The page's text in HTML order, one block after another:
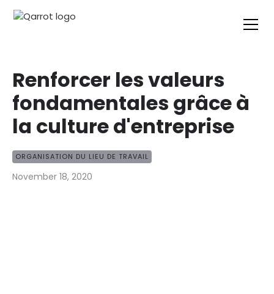
Renforcer les valeurs
fondamentales grâce à
la culture d'entreprise
ORGANISATION DU LIEU DE TRAVAIL
November 18, 2020